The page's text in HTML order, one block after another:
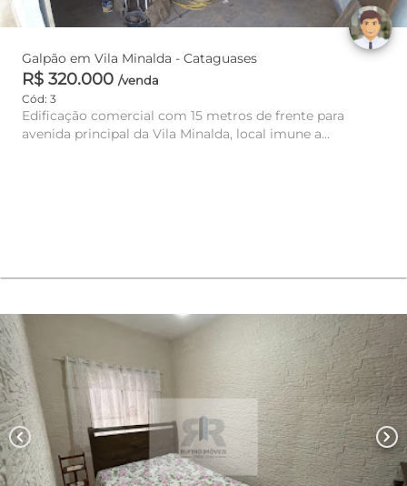
Galpão em Vila Minalda - Cataguases
R$ 320.000 /venda
Cód: 3
Edificação comercial com 15 metros de frente para
avenida principal da Vila Minalda, local imune a
chevron_left chevron_right